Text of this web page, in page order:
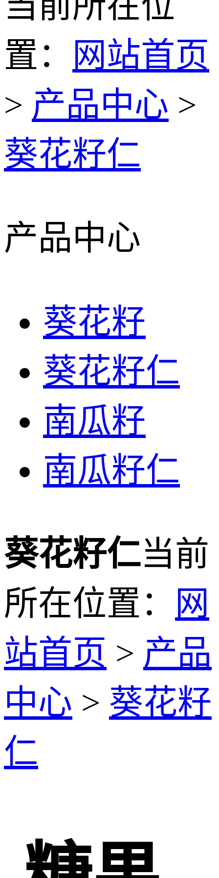
置：
网站首页
> 产品中心 >
葵花籽仁
产品中心
葵花籽
葵花籽仁
南瓜籽
南瓜籽仁
葵花籽仁当前
所在位置：
网
站首页 > 产品
中心 > 葵花籽
仁